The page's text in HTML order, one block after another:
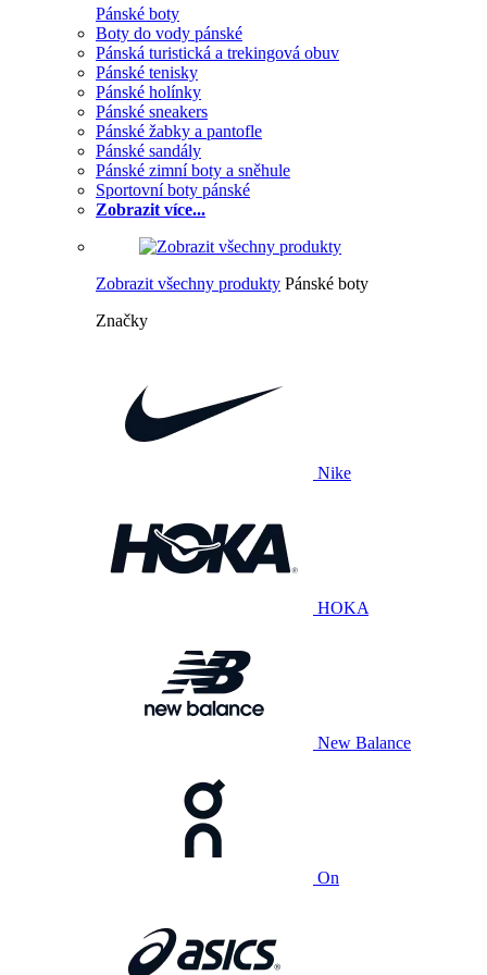
Pánské boty
Boty do vody pánské
Pánská turistická a trekingová obuv
Pánské tenisky
Pánské holínky
Pánské sneakers
Pánské žabky a pantofle
Pánské sandály
Pánské zimní boty a sněhule
Sportovní boty pánské
Zobrazit více...
Zobrazit všechny produkty Pánské boty
Značky
Nike
HOKA
New Balance
On